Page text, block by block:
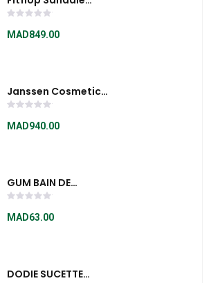
Surfer Stripe
Webbing - SFT5090
MAD849.00
Janssen Cosmetics
Platinum Care
Effect Serum 30ml
MAD940.00
GUM BAIN DE
BOUCHE ORIGINAL
WHITE
MAD63.00
DODIE SUCETTE